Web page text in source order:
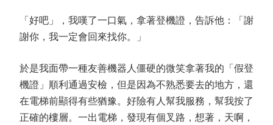
「好吧」，我嘆了一口氣，拿著登機證，告訴他：「謝
謝你，我一定會回來找你。」
於是我面帶一種友善機器人僵硬的微笑拿著我的「假登
機證」順利通過安檢，但是因為不熟悉要去的地方，還
在電梯前顯得有些猶豫。好險有人幫我服務，幫我按了
正確的樓層。一出電梯，發現有個叉路，想著，天啊，